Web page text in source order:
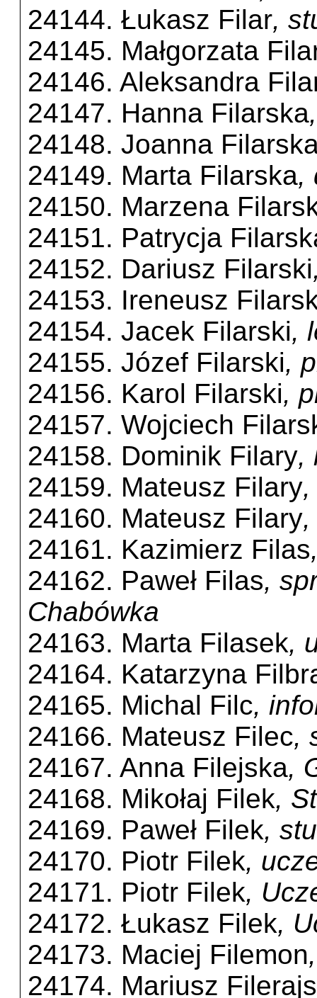
24144. Łukasz Filar,
24145. Małgorzata
24146. Aleksandra
24147. Hanna Filarska
24148. Joanna
24149. Marta Filarska,
24150. Marzena
24151. Patrycja
24152. Dariusz Filarski
24153. Ireneusz
24154. Jacek Filarski,
24155. Józef Filarski,
24156. Karol Filarski,
24157. Wojciech
24158. Dominik Filary,
24159. Mateusz Filary
24160. Mateusz Filary
24161. Kazimierz Filas
24162. Paweł Filas,
Chabówka
24163. Marta Filasek,
24164. Katarzyna
24165. Michal Filc,
24166. Mateusz Filec,
24167. Anna Filejska,
24168. Mikołaj Filek,
24169. Paweł Filek,
24170. Piotr Filek,
24171. Piotr Filek,
24172. Łukasz Filek,
24173. Maciej Filemon
24174. Mariusz Filerajs